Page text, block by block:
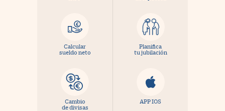
Calcular
sueldo neto
Planifica
tu jubilación
Cambio
de divisas
APP IOS